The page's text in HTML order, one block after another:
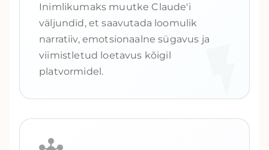
Inimlikumaks muutke Claude'i
väljundid, et saavutada loomulik
narratiiv, emotsionaalne sügavus ja
viimistletud loetavus kõigil
platvormidel.